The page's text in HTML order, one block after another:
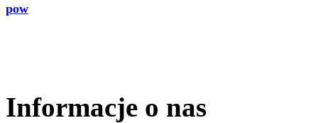
pow
Informacje o nas